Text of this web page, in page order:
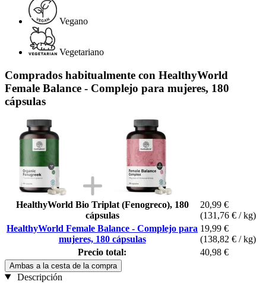
Vegano
Vegetariano
Comprados habitualmente con HealthyWorld
Female Balance - Complejo para mujeres, 180
cápsulas
HealthyWorld Bio Triplat (Fenogreco), 180
cápsulas
20,99 €
(131,76 € / kg)
HealthyWorld Female Balance - Complejo para
mujeres, 180 cápsulas
19,99 €
(138,82 € / kg)
Precio total:
40,98 €
Ambas a la cesta de la compra
Descripción